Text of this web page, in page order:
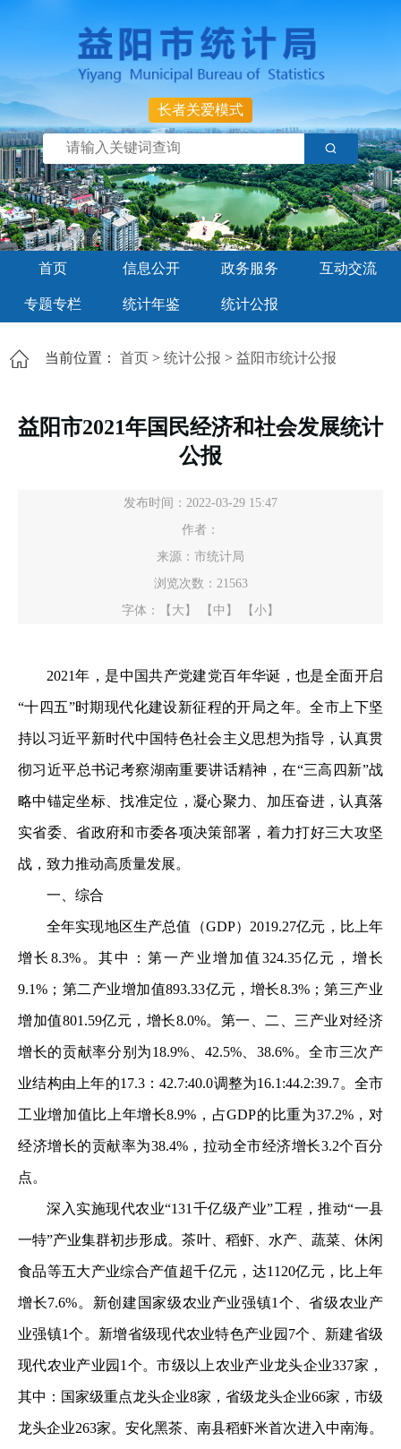
长者关爱模式
首页 信息公开 政务服务 互动交流
专题专栏 统计年鉴 统计公报
当前位置： 首页 > 统计公报 > 益阳市统计公报
益阳市2021年国民经济和社会发展统计
公报
发布时间：2022-03-29 15:47
作者：
来源：市统计局
浏览次数： 21563
字体：
【大】 【中】 【小】
2021年，是中国共产党建党百年华诞，也是全面开启
“十四五”时期现代化建设新征程的开局之年。全市上下坚
持以习近平新时代中国特色社会主义思想为指导，认真贯
彻习近平总书记考察湖南重要讲话精神，在“三高四新”战
略中锚定坐标、找准定位，凝心聚力、加压奋进，认真落
实省委、省政府和市委各项决策部署，着力打好三大攻坚
战，致力推动高质量发展。
一、综合
全年实现地区生产总值（GDP）2019.27亿元，比上年
增长8.3%。其中：第一产业增加值324.35亿元，增长
9.1%；第二产业增加值893.33亿元，增长8.3%；第三产业
增加值801.59亿元，增长8.0%。第一、二、三产业对经济
增长的贡献率分别为18.9%、42.5%、38.6%。全市三次产
业结构由上年的17.3：42.7:40.0调整为16.1:44.2:39.7。全市
工业增加值比上年增长8.9%，占GDP的比重为37.2%，对
经济增长的贡献率为38.4%，拉动全市经济增长3.2个百分
点。
深入实施现代农业“131千亿级产业”工程，推动“一县
一特”产业集群初步形成。茶叶、稻虾、水产、蔬菜、休闲
食品等五大产业综合产值超千亿元，达1120亿元，比上年
增长7.6%。新创建国家级农业产业强镇1个、省级农业产
业强镇1个。新增省级现代农业特色产业园7个、新建省级
现代农业产业园1个。市级以上农业产业龙头企业337家，
其中：国家级重点龙头企业8家，省级龙头企业66家，市级
龙头企业263家。安化黑茶、南县稻虾米首次进入中南海。